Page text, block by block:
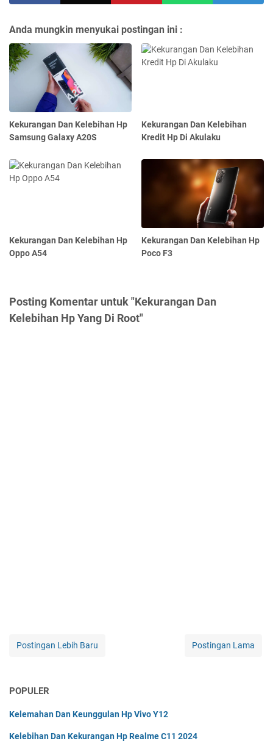
Anda mungkin menyukai postingan ini :
Kekurangan Dan Kelebihan Hp
Samsung Galaxy A20S
Kekurangan Dan Kelebihan
Kredit Hp Di Akulaku
Kekurangan Dan Kelebihan Hp
Oppo A54
Kekurangan Dan Kelebihan Hp
Poco F3
Posting Komentar untuk "Kekurangan Dan
Kelebihan Hp Yang Di Root"
Postingan Lebih Baru Postingan Lama
POPULER
Kelemahan Dan Keunggulan Hp Vivo Y12
Kelebihan Dan Kekurangan Hp Realme C11 2024